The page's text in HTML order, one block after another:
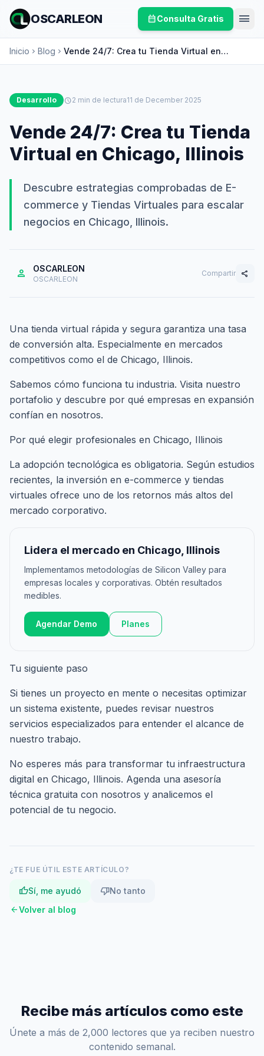
OSCARLEON calendar_monthConsulta Gratis menu
Inicio chevron_right Blog chevron_right Vende 24/7: Crea tu Tienda Virtual en
Chicago, Illinois
Desarrollo schedule2 min de lectura11 de December 2025
Vende 24/7: Crea tu Tienda
Virtual en Chicago, Illinois
Descubre estrategias comprobadas de E-
commerce y Tiendas Virtuales para escalar
negocios en Chicago, Illinois.
person OSCARLEON
OSCARLEON
Compartir share
Una tienda virtual rápida y segura garantiza una tasa
de conversión alta. Especialmente en mercados
competitivos como el de Chicago, Illinois.
Sabemos cómo funciona tu industria. Visita nuestro
portafolio y descubre por qué empresas en expansión
confían en nosotros.
Por qué elegir profesionales en Chicago, Illinois
La adopción tecnológica es obligatoria. Según estudios
recientes, la inversión en e-commerce y tiendas
virtuales ofrece uno de los retornos más altos del
mercado corporativo.
Lidera el mercado en Chicago, Illinois
Implementamos metodologías de Silicon Valley para
empresas locales y corporativas. Obtén resultados
medibles.
Agendar Demo Planes
Tu siguiente paso
Si tienes un proyecto en mente o necesitas optimizar
un sistema existente, puedes revisar nuestros
servicios especializados para entender el alcance de
nuestro trabajo.
No esperes más para transformar tu infraestructura
digital en Chicago, Illinois. Agenda una asesoría
técnica gratuita con nosotros y analicemos el
potencial de tu negocio.
¿TE FUE ÚTIL ESTE ARTÍCULO?
thumb_upSí, me ayudó thumb_downNo tanto
arrow_backVolver al blog
Recibe más artículos como este
Únete a más de 2,000 lectores que ya reciben nuestro
contenido semanal.